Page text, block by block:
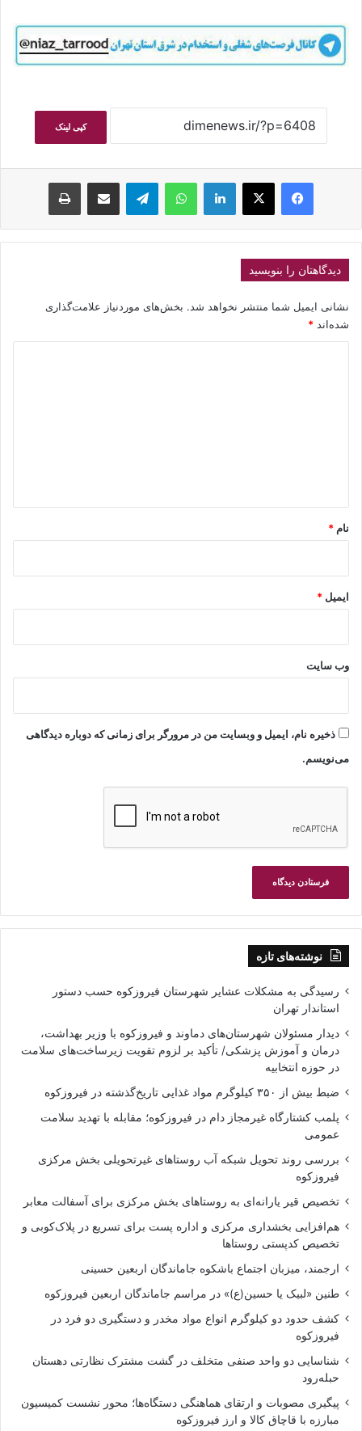
کپی لینک
فیسبوکایکس لینکداین واتس آپ تلگرام اشتراک گذاری با ایمیل چاپ
دیدگاهتان را بنویسید
نشانی ایمیل شما منتشر نخواهد شد. بخش‌های موردنیاز علامت‌گذاری
شده‌اند *
نام *
ایمیل *
وب‌ سایت
ذخیره نام، ایمیل و وبسایت من در مرورگر برای زمانی که دوباره دیدگاهی
می‌نویسم.
نوشته‌های تازه
رسیدگی به مشکلات عشایر شهرستان فیروزکوه حسب دستور
استاندار تهران
دیدار مسئولان شهرستان‌های دماوند و فیروزکوه با وزیر بهداشت،
درمان و آموزش پزشکی/ تأکید بر لزوم تقویت زیرساخت‌های سلامت
در حوزه انتخابیه
ضبط بیش از ۳۵۰ کیلوگرم مواد غذایی تاریخ‌گذشته در فیروزکوه
پلمب کشتارگاه غیرمجاز دام در فیروزکوه؛ مقابله با تهدید سلامت
عمومی
بررسی روند تحویل شبکه آب روستاهای غیرتحویلی بخش مرکزی
فیروزکوه
تخصیص قیر یارانه‌ای به روستاهای بخش مرکزی برای آسفالت معابر
هم‌افزایی بخشداری مرکزی و اداره پست برای تسریع در پلاک‌کوبی و
تخصیص کدپستی روستاها
ارجمند، میزبان اجتماع باشکوه جاماندگان اربعین حسینی
طنین «لبیک یا حسین(ع)» در مراسم جاماندگان اربعین فیروزکوه
کشف حدود دو کیلوگرم انواع مواد مخدر و دستگیری دو فرد در
فیروزکوه
شناسایی دو واحد صنفی متخلف در گشت مشترک نظارتی دهستان
حبله‌رود
پیگیری مصوبات و ارتقای هماهنگی دستگاه‌ها؛ محور نشست کمیسیون
مبارزه با قاچاق کالا و ارز فیروزکوه